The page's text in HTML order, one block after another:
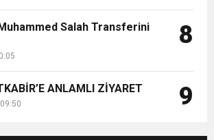
Salah Transferini
8
ANLAMLI ZİYARET 9